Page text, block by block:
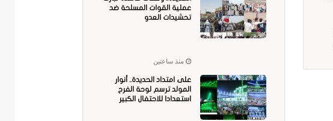
عملية القوات المسلحة ضد
تحشيدات العدو
منذ ساعتين
على امتداد الحديدة.. أنوار
المولد ترسم لوحة الفرح
استعدادا للاحتفال الكبير